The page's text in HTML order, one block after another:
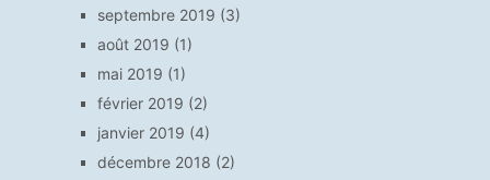
septembre 2019 (3)
août 2019 (1)
mai 2019 (1)
février 2019 (2)
janvier 2019 (4)
décembre 2018 (2)